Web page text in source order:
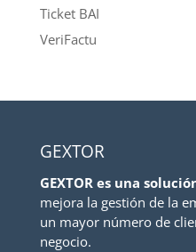
Ticket BAI
VeriFactu
GEXTOR
GEXTOR es una
mejora la gestión de la
un mayor número de
negocio.